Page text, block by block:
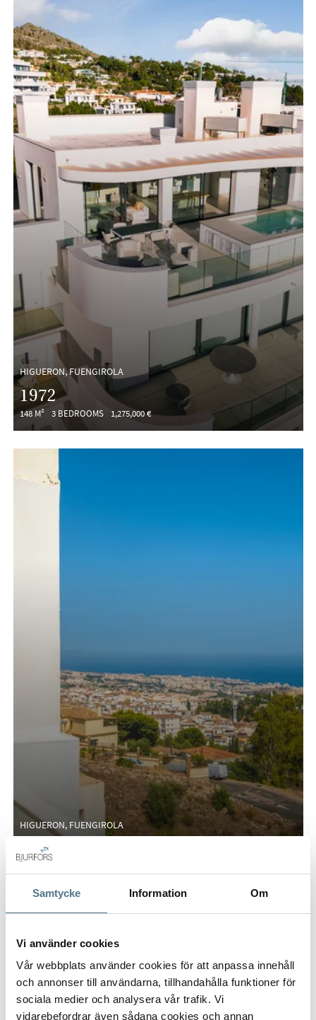
Samtycke Information Om
Vi använder cookies
Vår webbplats använder cookies för att anpassa innehåll
och annonser till användarna, tillhandahålla funktioner för
sociala medier och analysera vår trafik. Vi
vidarebefordrar även sådana cookies och annan
HIGUERON, FUENGIROLA
1972
148 M² 3 BEDROOMS 1,275,000 €
HIGUERON, FUENGIROLA
1937